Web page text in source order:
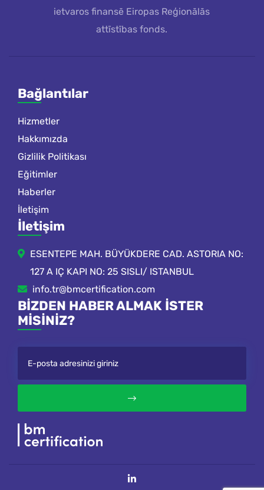
ietvaros finansē Eiropas Reģionālās
attīstības fonds.
Bağlantılar
Hizmetler
Hakkımızda
Gizlilik Politikası
Eğitimler
Haberler
İletişim
İletişim
ESENTEPE MAH. BÜYÜKDERE CAD. ASTORIA NO:
127 A IÇ KAPI NO: 25 SISLI/ ISTANBUL
info.tr@bmcertification.com
BIZDEN HABER ALMAK ISTER
MISINIZ?